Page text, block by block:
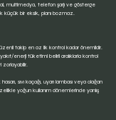
multimedya, telefon şarjı ve gösterge
bir eksik, planı bozmaz.
takip en az ilk kontrol kadar önemlidir.
enerji tüketimi belirli aralıklarla kontrol
sıvı kaçağı, uyarı lambası veya olağan
yoğun kullanım dönemlerinde yanlış